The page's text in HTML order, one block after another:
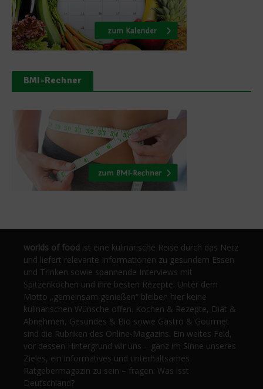
BMI-Rechner
worlds of food ist eine kulinarische Reise durch das Netz
und liefert relevante Informationen zu gesundem Essen
und Trinken sowie spannende Interviews mit
Spitzenköchen und ihre besten Rezepte. Unter dem
Motto „gemeinsam genießen“ bleiben hier keine
kulinarischen Wünsche offen. Kochen & Rezepte, Diät &
Abnehmen, Gesundes & Bio sowie Gastro & Gourmet
sind die Rubriken des Online-Magazins. Ein weites Feld,
vor dessen Hintergrund wir uns – ganz im Sinne unseres
Zieles, ein informatives und unterhaltsames
Ratgebermagazin zu sein – fragen: Was isst
Deutschland?